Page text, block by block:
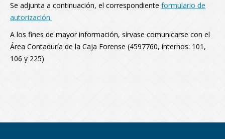
Se adjunta a continuación, el correspondiente formulario de
autorización.
A los fines de mayor información, sírvase comunicarse con el
Área Contaduría de la Caja Forense (4597760, internos: 101,
106 y 225)